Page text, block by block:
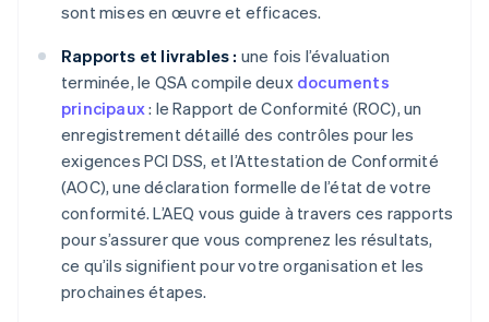
sont mises en œuvre et efficaces.
Rapports et livrables : une fois l’évaluation
terminée, le QSA compile deux documents
principaux: le Rapport de Conformité (ROC), un
enregistrement détaillé des contrôles pour les
exigences PCI DSS, et l’Attestation de Conformité
(AOC), une déclaration formelle de l’état de votre
conformité. L’AEQ vous guide à travers ces rapports
pour s’assurer que vous comprenez les résultats,
ce qu’ils signifient pour votre organisation et les
prochaines étapes.